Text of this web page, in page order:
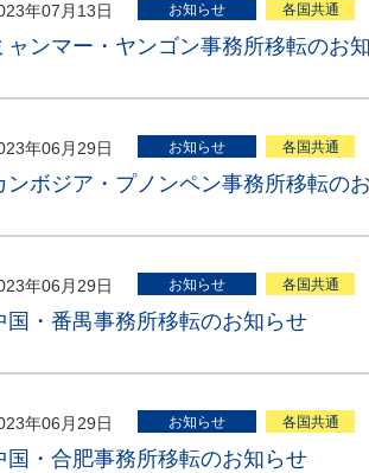
年07月13日 お知らせ 各国共通
ャンマー・ヤンゴン事務所移転のお
年06月29日 お知らせ 各国共通
ンボジア・プノンペン事務所移転の
年06月29日 お知らせ 各国共通
国・番禺事務所移転のお知らせ
年06月29日 お知らせ 各国共通
国・合肥事務所移転のお知らせ